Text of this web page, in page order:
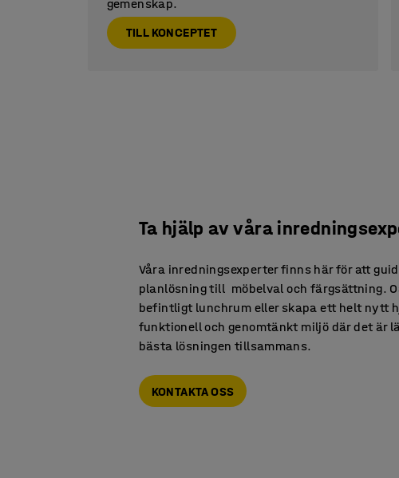
gemenskap.
TILL KONCEPTET
Ta hjälp av våra
Våra inredningsexperter finns här för att
planlösning till möbelval och färgsättning.
befintligt lunchrum eller skapa ett helt nytt
funktionell och genomtänkt miljö där det är
bästa lösningen tillsammans.
KONTAKTA OSS